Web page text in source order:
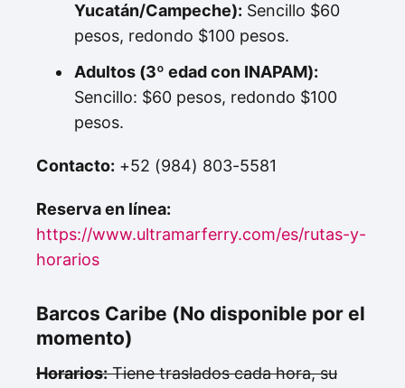
Yucatán/Campeche): Sencillo $60
pesos, redondo $100 pesos.
Adultos (3º edad con INAPAM):
Sencillo: $60 pesos, redondo $100
pesos.
Contacto: +52 (984) 803-5581
Reserva en línea:
https://www.ultramarferry.com/es/rutas-y-
horarios
Barcos Caribe (No disponible por el
momento)
Horarios:Tiene traslados cada hora, su